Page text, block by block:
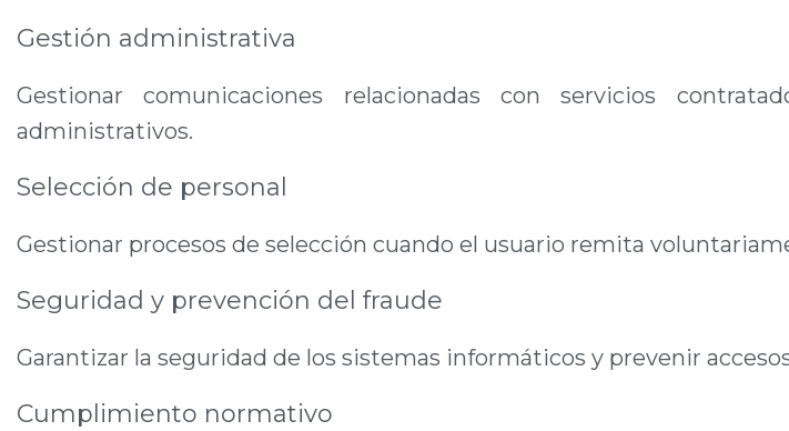
Gestión administrativa
Gestionar comunicaciones relacionadas con servicios
administrativos.
Selección de personal
Gestionar procesos de selección cuando el usuario remita
Seguridad y prevención del fraude
Garantizar la seguridad de los sistemas informáticos y prevenir
Cumplimiento normativo